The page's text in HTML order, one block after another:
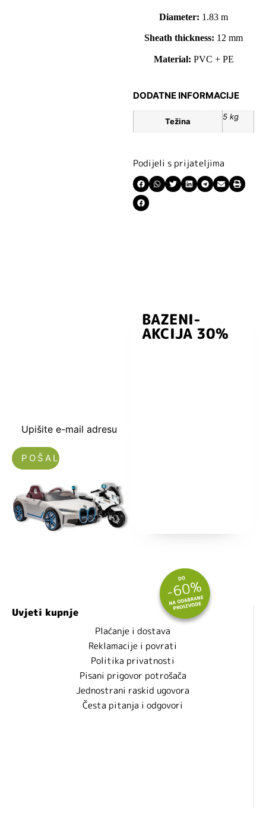
Diameter: 1.83 m
Sheath thickness: 12 mm
Material: PVC + PE
DODATNE INFORMACIJE
Težina 5 kg
Podijeli s prijateljima
Upišite e-mail adresu
BAZENI-
AKCIJA 30%
Uvjeti kupnje
Plaćanje i dostava
Reklamacije i povrati
Politika privatnosti
Pisani prigovor potrošača
Jednostrani raskid ugovora
Česta pitanja i odgovori